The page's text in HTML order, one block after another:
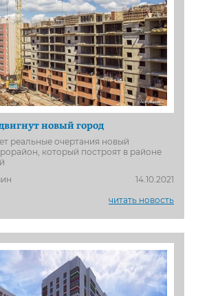
новый город
реальные очертания новый
который построят в районе
14.10.2021
читать новость